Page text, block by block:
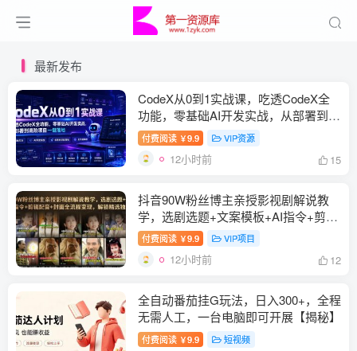
最新发布
CodeX从0到1实战课，吃透CodeX全
功能，零基础AI开发实战，从部署到高
阶项目一键落地
付费阅读 ￥9.9 VIP资源
12小时前 15
抖音90W粉丝博主亲授影视剧解说教
学，选剧选题+文案模板+AI指令+剪辑
配音+封面全流程变现，解锁精选独家
收益
付费阅读 ￥9.9 VIP项目
12小时前 12
全自动番茄挂G玩法，日入300+，全程
无需人工，一台电脑即可开展【揭秘】
付费阅读 ￥9.9 短视频